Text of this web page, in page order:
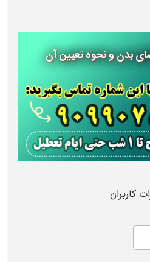
بدن و نحوه تعیین آن
کاربران